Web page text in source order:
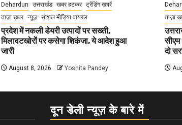
Dehardun उत्तराखंड खबर हटकर
ट्रेंडिंग खबरें
ताज़ा ख़बर
न्यूज़ सोशल मीडिया वायरल
प्रदेश में नकली डेयरी उत्पादों पर सख्ती,
मिलावटखोरों पर कसेगा शिकंजा, ये आदेश हुआ
जारी
August 8, 2026 Yoshita Pandey
ताज़ा
सीएम
दो
दून डेली न्यूज़ के बारे में